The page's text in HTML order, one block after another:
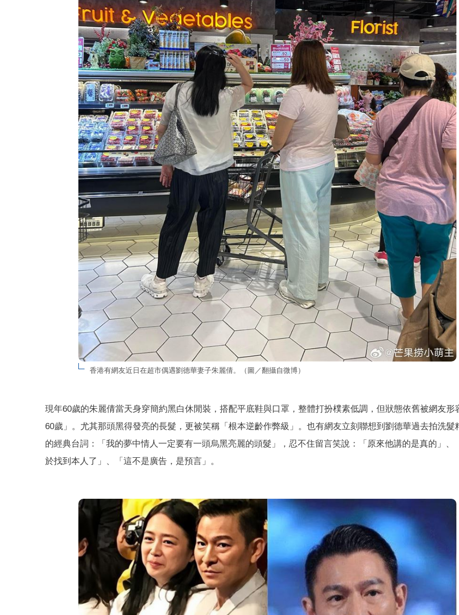
香港有網友近日在超市偶遇劉德華妻子朱麗倩。（圖／翻攝自微博）
現年60歲的朱麗倩當天身穿簡約黑白休閒裝，搭配平底鞋與口罩，整體打扮樸素低調，但狀態依舊被網友形
60歲」。尤其那頭黑得發亮的長髮，更被笑稱「根本逆齡作弊級」。也有網友立刻聯想到劉德華過去拍洗髮
的經典台詞：「我的夢中情人一定要有一頭烏黑亮麗的頭髮」，忍不住留言笑說：「原來他講的是真的」、
於找到本人了」、「這不是廣告，是預言」。